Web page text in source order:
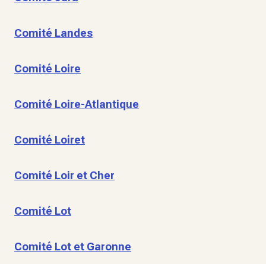
Comité Landes
Comité Loire
Comité Loire-Atlantique
Comité Loiret
Comité Loir et Cher
Comité Lot
Comité Lot et Garonne